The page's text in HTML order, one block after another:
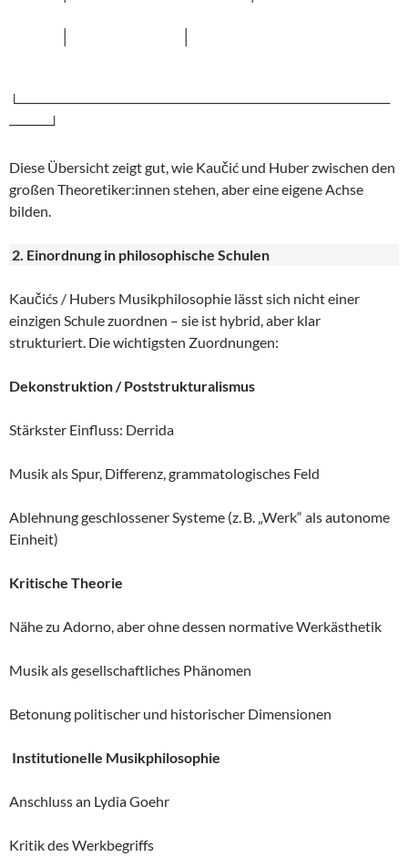
└─────────────────────────────────────
────┘
Diese Übersicht zeigt gut, wie Kaučić und Huber zwischen den
großen Theoretiker:innen stehen, aber eine eigene Achse
bilden.
2. Einordnung in philosophische Schulen
Kaučićs / Hubers Musikphilosophie lässt sich nicht einer
einzigen Schule zuordnen – sie ist hybrid, aber klar
strukturiert. Die wichtigsten Zuordnungen:
Dekonstruktion / Poststrukturalismus
Stärkster Einfluss: Derrida
Musik als Spur, Differenz, grammatologisches Feld
Ablehnung geschlossener Systeme (z. B. „Werk“ als autonome
Einheit)
Kritische Theorie
Nähe zu Adorno, aber ohne dessen normative Werkästhetik
Musik als gesellschaftliches Phänomen
Betonung politischer und historischer Dimensionen
Institutionelle Musikphilosophie
Anschluss an Lydia Goehr
Kritik des Werkbegriffs